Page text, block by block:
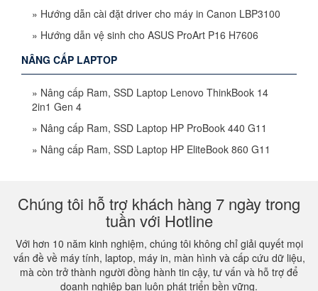
» Hướng dẫn cài đặt driver cho máy in Canon LBP3100
» Hướng dẫn vệ sinh cho ASUS ProArt P16 H7606
NÂNG CẤP LAPTOP
» Nâng cấp Ram, SSD Laptop Lenovo ThinkBook 14
2in1 Gen 4
» Nâng cấp Ram, SSD Laptop HP ProBook 440 G11
» Nâng cấp Ram, SSD Laptop HP EliteBook 860 G11
Chúng tôi hỗ trợ khách hàng 7 ngày trong
tuần với Hotline
Với hơn 10 năm kinh nghiệm, chúng tôi không chỉ giải quyết mọi
vấn đề về máy tính, laptop, máy in, màn hình và cấp cứu dữ liệu,
mà còn trở thành người đồng hành tin cậy, tư vấn và hỗ trợ để
doanh nghiệp bạn luôn phát triển bền vững.